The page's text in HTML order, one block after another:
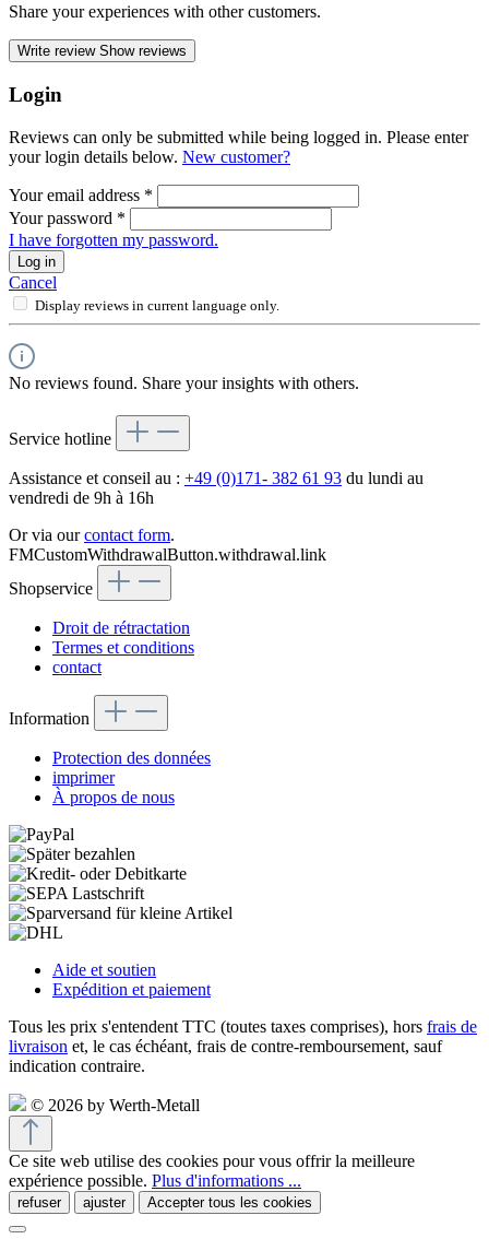
Share your experiences with other customers.
Write review Show reviews
Login
Reviews can only be submitted while being logged in. Please enter
your login details below. New customer?
Your email address *
Your password *
I have forgotten my password.
Log in
Cancel
Display reviews in current language only.
No reviews found. Share your insights with others.
Service hotline
Assistance et conseil au : +49 (0)171- 382 61 93 du lundi au
vendredi de 9h à 16h
Or via ourcontact form.
FMCustomWithdrawalButton.withdrawal.link
Shopservice
Droit de rétractation
Termes et conditions
contact
Information
Protection des données
imprimer
À propos de nous
Aide et soutien
Expédition et paiement
Tous les prix s'entendent TTC (toutes taxes comprises), hors frais de
livraison et, le cas échéant, frais de contre-remboursement, sauf
indication contraire.
© 2026 by Werth-Metall
Ce site web utilise des cookies pour vous offrir la meilleure
expérience possible. Plus d'informations ...
refuser ajuster Accepter tous les cookies